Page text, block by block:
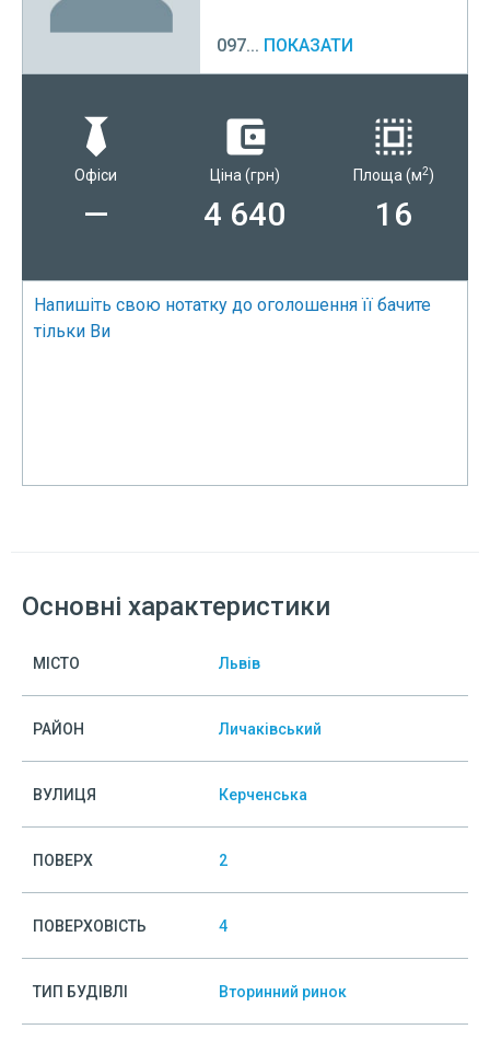
097... ПОКАЗАТИ
Офіси
—
Ціна (грн)
4 640
Площа (м2)
16
Напишіть свою нотатку до оголошення її бачите
тільки Ви
Основні характеристики
МІСТО Львів
РАЙОН Личаківський
ВУЛИЦЯ Керченська
ПОВЕРХ 2
ПОВЕРХОВІСТЬ 4
ТИП БУДІВЛІ Вторинний ринок